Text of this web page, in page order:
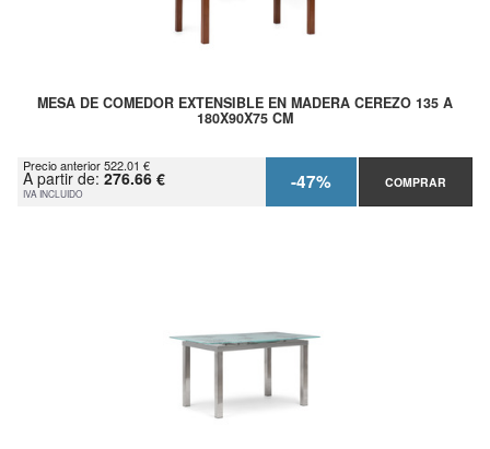
MESA DE COMEDOR EXTENSIBLE EN MADERA CEREZO 135 A
180X90X75 CM
Precio anterior 522.01 €
A partir de: 276.66 €
IVA INCLUIDO -47% COMPRAR